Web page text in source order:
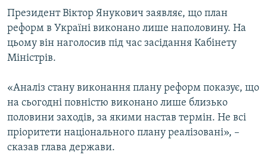
СПОРТ
УКРАЇНА
СВІТ
ТИ ЯК?
СХЕМИ
КИТАЙ.ВИКЛИКИ
ФОТО
СПЕЦПРОЄКТИ
ПОДКАСТИ
Президент Віктор Янукович заявляє, що план
реформ в Україні виконано лише наполовину. На
цьому він наголосив під час засідання Кабінету
Міністрів.
«Аналіз стану виконання плану реформ показує, що
на сьогодні повністю виконано лише близько
половини заходів, за якими настав термін. Не всі
пріоритети національного плану реалізовані», –
сказав глава держави.